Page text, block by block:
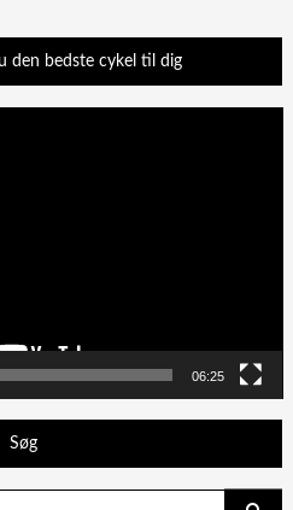
den bedste cykel til dig
06:25
Søg